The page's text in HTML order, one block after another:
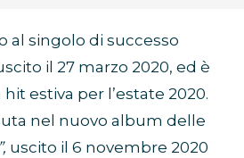
al singolo di successo
il 27 marzo 2020, ed è
estiva per l’estate 2020.
nel nuovo album delle
uscito il 6 novembre 2020